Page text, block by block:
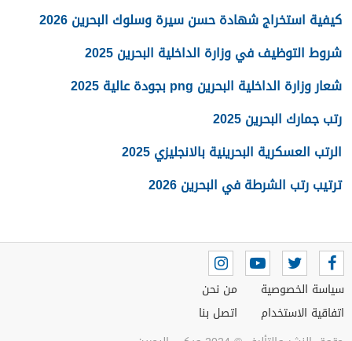
كيفية استخراج شهادة حسن سيرة وسلوك البحرين 2026
شروط التوظيف في وزارة الداخلية البحرين 2025
شعار وزارة الداخلية البحرين png بجودة عالية 2025
رتب جمارك البحرين 2025
الرتب العسكرية البحرينية بالانجليزي 2025
ترتيب رتب الشرطة في البحرين 2026
سياسة الخصوصية
اتفاقية الاستخدام
من نحن
اتصل بنا